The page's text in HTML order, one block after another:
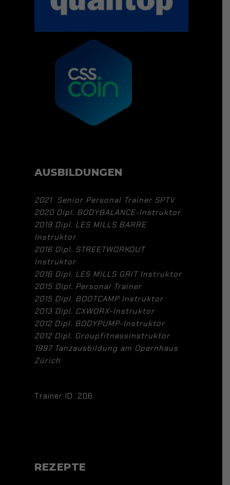
AUSBILDUNGEN
2021 Senior Personal Trainer SPTV
2020 Dipl. BODYBALANCE-Instruktor
2019 Dipl. LES MILLS BARRE
Instruktor
2016 Dipl. STREETWORKOUT
Instruktor
2016 Dipl. LES MILLS GRIT Instruktor
2015 Dipl. Personal Trainer
2015 Dipl. BOOTCAMP Instruktor
2013 Dipl. CXWORX-Instruktor
2012 Dipl. BODYPUMP-Instruktor
2012 Dipl. Groupfitnessinstruktor
1997 Tanzausbildung am Opernhaus
Zürich
Trainer ID: 206
REZEPTE